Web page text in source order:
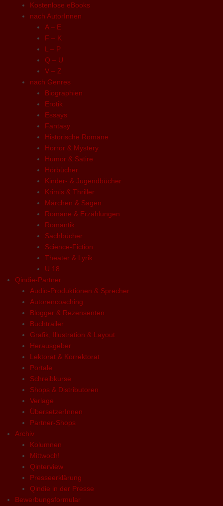
Kostenlose eBooks
nach AutorInnen
A – E
F – K
L – P
Q – U
V – Z
nach Genres
Biographien
Erotik
Essays
Fantasy
Historische Romane
Horror & Mystery
Humor & Satire
Hörbücher
Kinder- & Jugendbücher
Krimis & Thriller
Märchen & Sagen
Romane & Erzählungen
Romantik
Sachbücher
Science-Fiction
Theater & Lyrik
U 18
Qindie-Partner
Audio-Produktionen & Sprecher
Autorencoaching
Blogger & Rezensenten
Buchtrailer
Grafik, Illustration & Layout
Herausgeber
Lektorat & Korrektorat
Portale
Schreibkurse
Shops & Distributoren
Verlage
ÜbersetzerInnen
Partner-Shops
Archiv
Kolumnen
Mittwoch!
Qinterview
Presseerklärung
Qindie in der Presse
Bewerbungsformular